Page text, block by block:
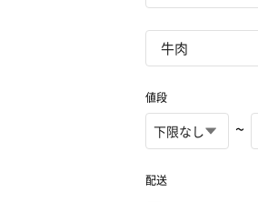
値段
~
配送